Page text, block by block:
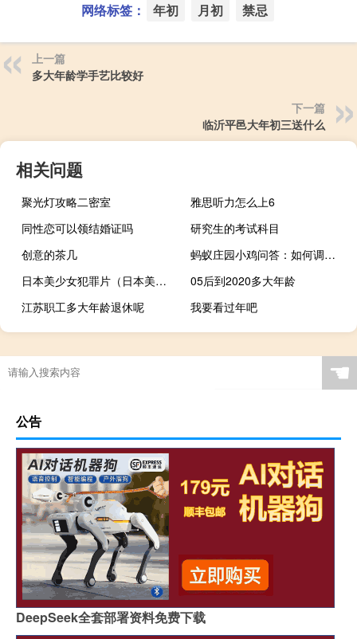
网络标签： 年初 月初 禁忌
上一篇
多大年龄学手艺比较好
下一篇
临沂平邑大年初三送什么
相关问题
聚光灯攻略二密室
雅思听力怎么上6
同性恋可以领结婚证吗
研究生的考试科目
创意的茶几
蚂蚁庄园小鸡问答：如何调整高考前心态
日本美少女犯罪片（日本美少女自拍）
05后到2020多大年龄
江苏职工多大年龄退休呢
我要看过年吧
☚
公告
DeepSeek全套部署资料免费下载